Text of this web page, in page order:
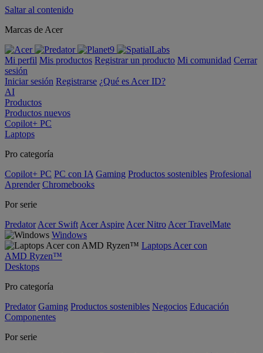
Saltar al contenido
Marcas de Acer
Mi perfil Mis productos Registrar un producto Mi comunidad Cerrar
sesión
Iniciar sesión Registrarse ¿Qué es Acer ID?
AI
Productos
Productos nuevos
Copilot+ PC
Laptops
Pro categoría
Copilot+ PC PC con IA Gaming Productos sostenibles Profesional
Aprender Chromebooks
Por serie
Predator Acer Swift Acer Aspire Acer Nitro Acer TravelMate
Windows
Laptops Acer con
AMD Ryzen™
Desktops
Pro categoría
Predator Gaming Productos sostenibles Negocios Educación
Componentes
Por serie